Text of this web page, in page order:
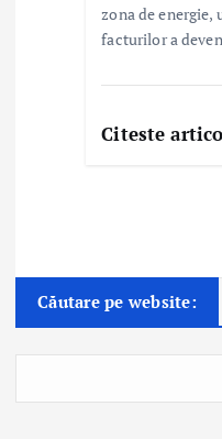
zona de
facturilor a
Citeste
Căutare pe website: